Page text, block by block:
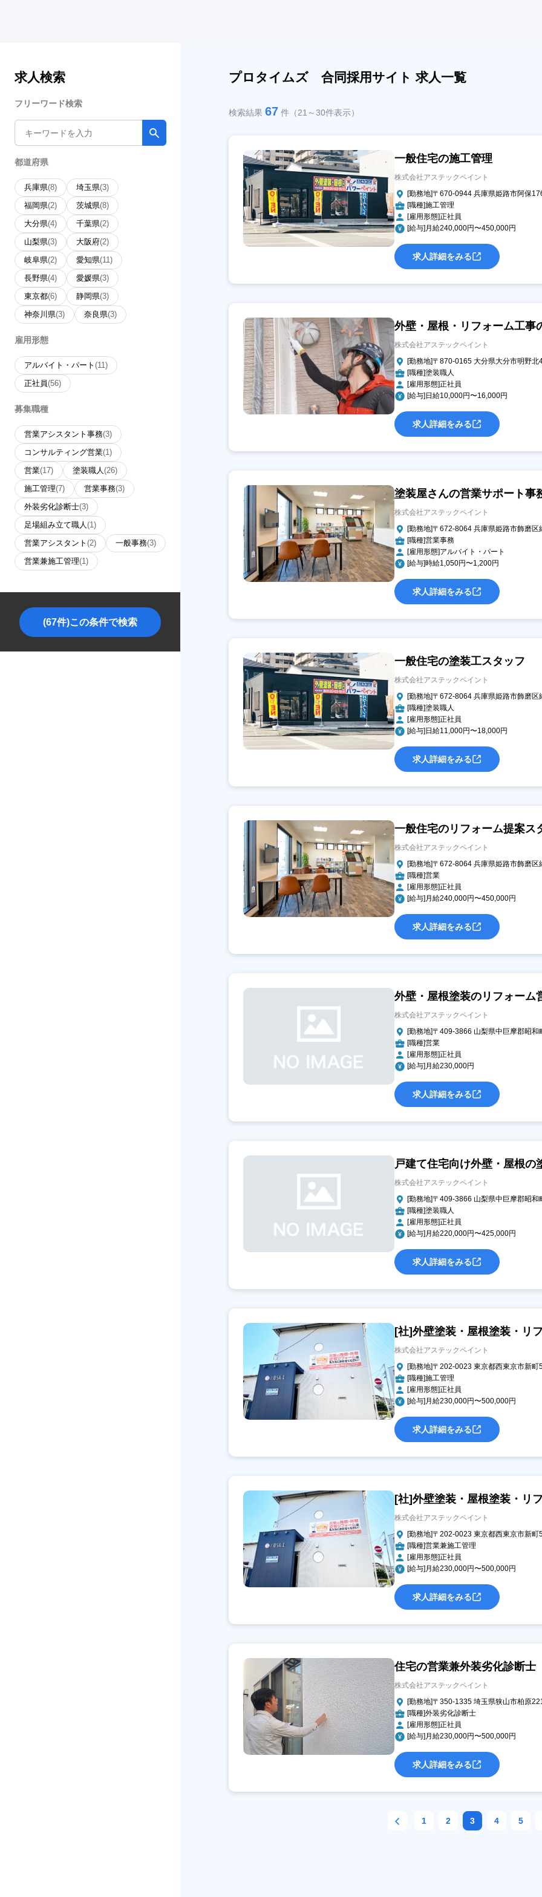
求人検索
フリーワード検索
都道府県
兵庫県(8) 埼玉県(3)
福岡県(2) 茨城県(8)
大分県(4) 千葉県(2)
山梨県(3) 大阪府(2)
岐阜県(2) 愛知県(11)
長野県(4) 愛媛県(3)
東京都(6) 静岡県(3)
神奈川県(3) 奈良県(3)
雇用形態
アルバイト・パート (11)
正社員(56)
募集職種
営業アシスタント事務(3)
コンサルティング営業(1)
営業(17) 塗装職人(26)
施工管理(7) 営業事務(3)
外装劣化診断士(3)
足場組み立て職人(1)
営業アシスタント (2) 一般事務(3)
営業兼施工管理(1)
(67件)この条件で検索
プロタイムズ 合同採用サイト 求人一覧
検索結果67 件（21～30件表示）
一般住宅の施工管理
株式会社アステックペイント
[勤務地]〒670-0944 兵庫県姫路市阿保
[職種]施工管理
[雇用形態]正社員
[給与]月給240,000円〜450,000円
求人詳細をみる
外壁・屋根・リフォーム工事
株式会社アステックペイント
[勤務地]〒870-0165 大分県大分市明野北
[職種]塗装職人
[雇用形態]正社員
[給与]日給10,000円〜16,000円
求人詳細をみる
塗装屋さんの営業サポート事
株式会社アステックペイント
[勤務地]〒672-8064 兵庫県姫路市飾磨区
[職種]営業事務
[雇用形態]アルバイト・パート
[給与]時給1,050円〜1,200円
求人詳細をみる
一般住宅の塗装工スタッフ
株式会社アステックペイント
[勤務地]〒672-8064 兵庫県姫路市飾磨区
[職種]塗装職人
[雇用形態]正社員
[給与]日給11,000円〜18,000円
求人詳細をみる
一般住宅のリフォーム提案ス
株式会社アステックペイント
[勤務地]〒672-8064 兵庫県姫路市飾磨区
[職種]営業
[雇用形態]正社員
[給与]月給240,000円〜450,000円
求人詳細をみる
外壁・屋根塗装のリフォーム
株式会社アステックペイント
[勤務地]〒409-3866 山梨県中巨摩郡昭和
[職種]営業
[雇用形態]正社員
[給与]月給230,000円
求人詳細をみる
戸建て住宅向け外壁・屋根の
株式会社アステックペイント
[勤務地]〒409-3866 山梨県中巨摩郡昭和
[職種]塗装職人
[雇用形態]正社員
[給与]月給220,000円〜425,000円
求人詳細をみる
[社]外壁塗装・屋根塗装・リ
株式会社アステックペイント
[勤務地]〒202-0023 東京都西東京市新町
[職種]施工管理
[雇用形態]正社員
[給与]月給230,000円〜500,000円
求人詳細をみる
[社]外壁塗装・屋根塗装・リ
株式会社アステックペイント
[勤務地]〒202-0023 東京都西東京市新町
[職種]営業兼施工管理
[雇用形態]正社員
[給与]月給230,000円〜500,000円
求人詳細をみる
住宅の営業兼外装劣化診断士
株式会社アステックペイント
[勤務地]〒350-1335 埼玉県狭山市柏原
[職種]外装劣化診断士
[雇用形態]正社員
[給与]月給230,000円〜500,000円
求人詳細をみる
1 2 3 4 5